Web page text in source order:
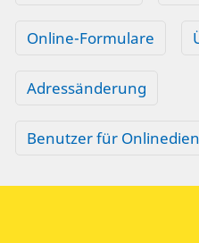
Online-Formulare
Adressänderung
Benutzer für